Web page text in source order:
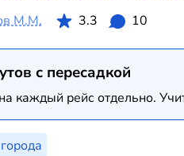
М.М. 3.3 10
с пересадкой
каждый рейс отдельно.